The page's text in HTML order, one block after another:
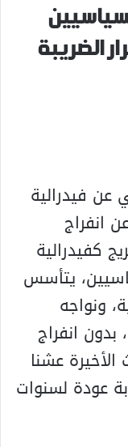
الضريبة
عن فيدرالية
انفراج
كفيدرالية
يتأسس
ونواجه
بدون انفراج
عشنا
عودة لسنوات